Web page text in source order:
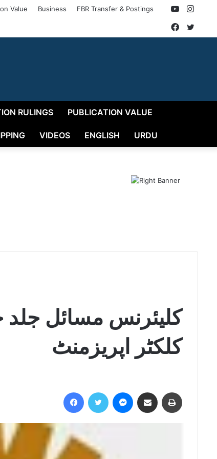
Value Business FBR Transfer & Postings
YouTube
Facebook
RULINGS PUBLICATION VALUE
VIDEOS ENGLISH URDU
کلیئرنس مسائل
کلکٹر اپریزمنٹ